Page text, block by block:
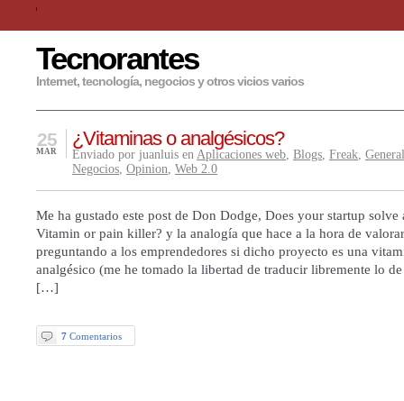
Tecnorantes
Internet, tecnología, negocios y otros vicios varios
¿Vitaminas o analgésicos?
25
MAR Enviado por juanluis en Aplicaciones web, Blogs, Freak, General
Negocios, Opinion, Web 2.0
Me ha gustado este post de Don Dodge, Does your startup solve
Vitamin or pain killer? y la analogía que hace a la hora de
preguntando a los emprendedores si dicho proyecto es una
analgésico (me he tomado la libertad de traducir libremente lo
[…]
7 Comentarios